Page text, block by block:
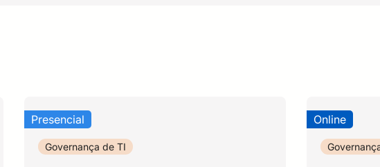
elaboração do PDTIC
Presencial
Governança de TI
Online